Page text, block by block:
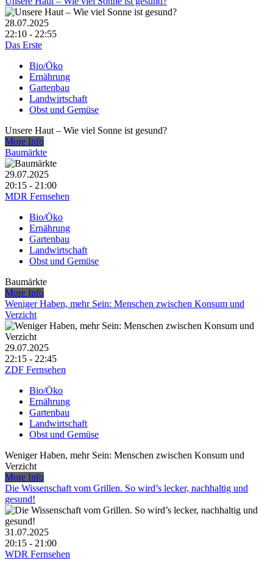
28.07.2025
22:10 - 22:55
Das Erste
Bio/Öko
Ernährung
Gartenbau
Landwirtschaft
Obst und Gemüse
Unsere Haut – Wie viel Sonne ist gesund?
More Info
Baumärkte
29.07.2025
20:15 - 21:00
MDR Fernsehen
Bio/Öko
Ernährung
Gartenbau
Landwirtschaft
Obst und Gemüse
Baumärkte
More Info
Weniger Haben, mehr Sein: Menschen zwischen Konsum und
Verzicht
29.07.2025
22:15 - 22:45
ZDF Fernsehen
Bio/Öko
Ernährung
Gartenbau
Landwirtschaft
Obst und Gemüse
Weniger Haben, mehr Sein: Menschen zwischen Konsum und
Verzicht
More Info
Die Wissenschaft vom Grillen. So wird’s lecker, nachhaltig und
gesund!
31.07.2025
20:15 - 21:00
WDR Fernsehen